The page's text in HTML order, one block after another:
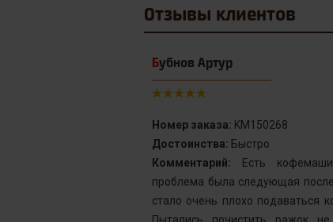
Отзывы клиентов
Бубнов Артур
Номер заказа: KM150268
Достоинства: Быстро
Комментарий: Есть
проблема была следующая
стало очень плохо подаваться